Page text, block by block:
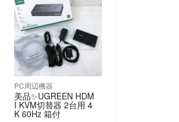
PC周辺機器
美品✨UGREEN HDM
I KVM切替器 2台用 4
K 60Hz 箱付